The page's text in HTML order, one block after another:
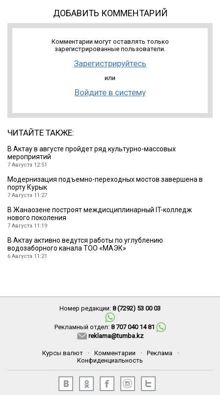
ДОБАВИТЬ КОММЕНТАРИЙ
Комментарии могут оставлять только
зарегистрированные пользователи.
Зарегистрируйтесь
или
Войдите в систему
ЧИТАЙТЕ ТАКЖЕ:
В Актау в августе пройдет ряд культурно-массовых
мероприятий
7 Августа 12:51
Модернизация подъемно-переходных мостов завершена в
порту Курык
7 Августа 11:27
В Жанаозене построят междисциплинарный IT-колледж
нового поколения
7 Августа 11:19
В Актау активно ведутся работы по углублению
водозаборного канала ТОО «МАЭК»
6 Августа 11:21
Номер редакции: 8 (7292) 53 00 03
Рекламный отдел: 8 707 040 14 81
reklama@tumba.kz
Курсы валют · Комментарии · Реклама
·
Конфиденциальность